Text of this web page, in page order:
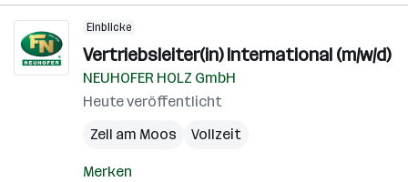
Einblicke
Vertriebsleiter(in) International (m/w/d)
NEUHOFER HOLZ GmbH
Heute veröffentlicht
Zell am Moos
Vollzeit
Merken